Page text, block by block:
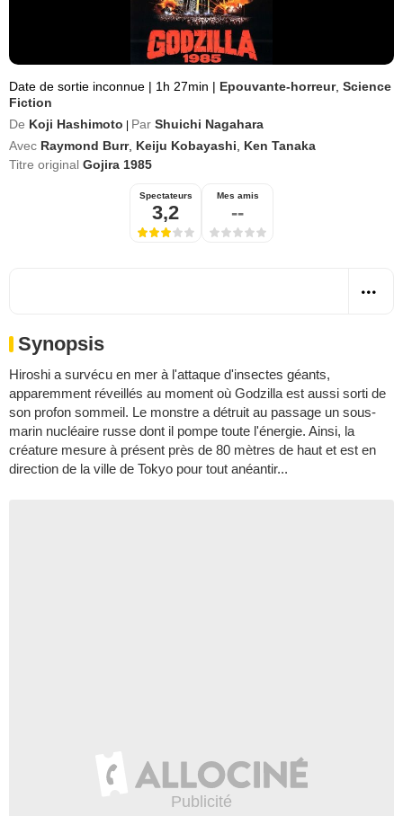
Date de sortie inconnue | 1h 27min | Epouvante-horreur, Science
Fiction
De Koji Hashimoto Par Shuichi Nagahara
Avec Raymond Burr, Keiju Kobayashi
Ken Tanaka
Titre original Gojira 1985
Spectateurs
3,2
Mes amis
--
Synopsis
Hiroshi a survécu en mer à l'attaque d'insectes géants,
apparemment réveillés au moment où Godzilla est aussi sorti de
son profon sommeil. Le monstre a détruit au passage un sous-
marin nucléaire russe dont il pompe toute l'énergie. Ainsi, la
créature mesure à présent près de 80 mètres de haut et est en
direction de la ville de Tokyo pour tout anéantir...